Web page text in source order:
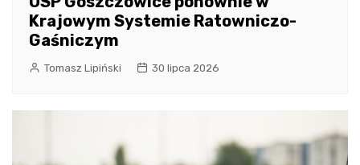
Krajowym Systemie Ratowniczo-
Gaśniczym
Tomasz Lipiński 30 lipca 2026